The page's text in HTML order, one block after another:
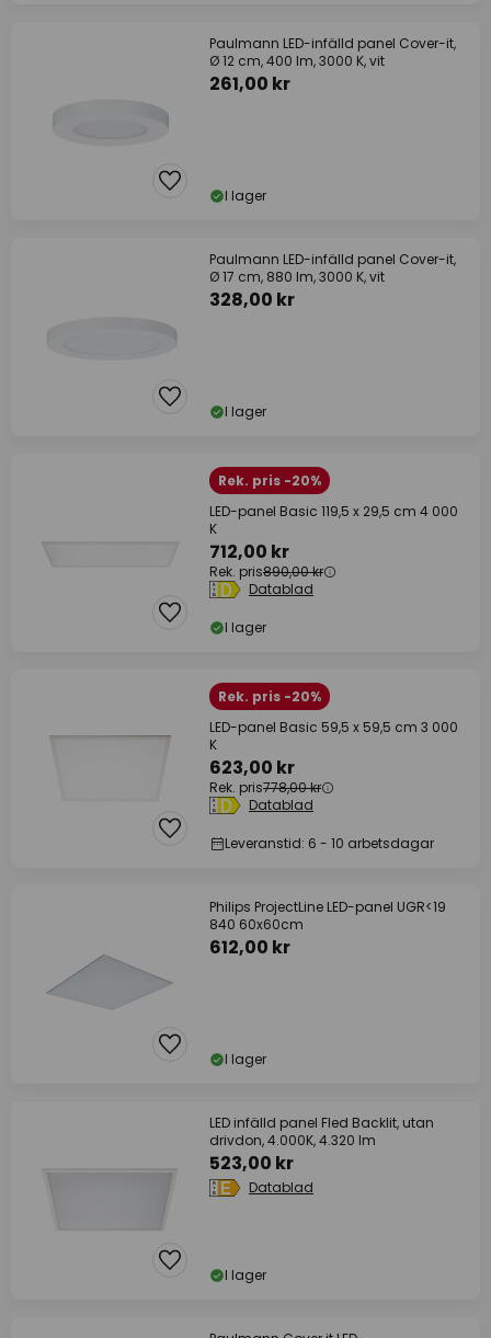
Paulmann LED-infälld panel Cover-it,
Ø 12 cm, 400 lm, 3000 K, vit
261,00 kr
I lager
Paulmann LED-infälld panel Cover-it,
Ø 17 cm, 880 lm, 3000 K, vit
328,00 kr
I lager
Rek. pris -20%
LED-panel Basic 119,5 x 29,5 cm 4 000
K
712,00 kr
Rek. pris890,00 kr
Datablad
I lager
Rek. pris -20%
LED-panel Basic 59,5 x 59,5 cm 3 000
K
623,00 kr
Rek. pris778,00 kr
Datablad
Leveranstid: 6 - 10 arbetsdagar
Philips ProjectLine LED-panel UGR<19
840 60x60cm
612,00 kr
I lager
LED infälld panel Fled Backlit, utan
drivdon, 4.000K, 4.320 lm
523,00 kr
Datablad
I lager